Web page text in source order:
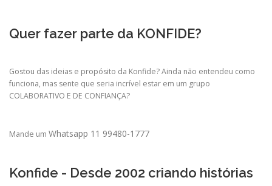
Quer fazer parte da KONFIDE?
Gostou das ideias e propósito da Konfide? Ainda não entendeu como
funciona, mas sente que seria incrível estar em um grupo
COLABORATIVO E DE CONFIANÇA?
Mande um Whatsapp 11 99480-1777
Konfide - Desde 2002 criando histórias